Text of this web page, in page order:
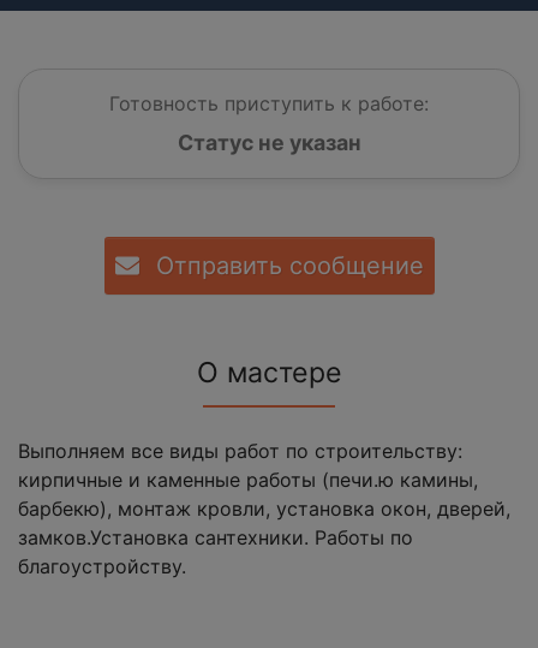
Готовность приступить к работе:
Статус не указан
Отправить сообщение
О мастере
Выполняем все виды работ по строительству:
кирпичные и каменные работы (печи.ю камины,
барбекю), монтаж кровли, установка окон, дверей,
замков.Установка сантехники. Работы по
благоустройству.